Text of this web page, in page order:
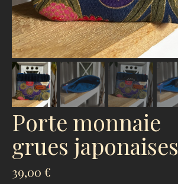
Porte monnaie
grues japonaises
39,00 €